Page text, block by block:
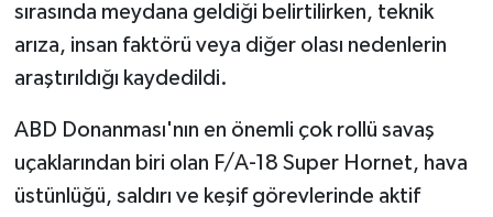
sırasında meydana geldiği belirtilirken, teknik
arıza, insan faktörü veya diğer olası nedenlerin
araştırıldığı kaydedildi.
ABD Donanması'nın en önemli çok rollü savaş
uçaklarından biri olan F/A-18 Super Hornet, hava
üstünlüğü, saldırı ve keşif görevlerinde aktif